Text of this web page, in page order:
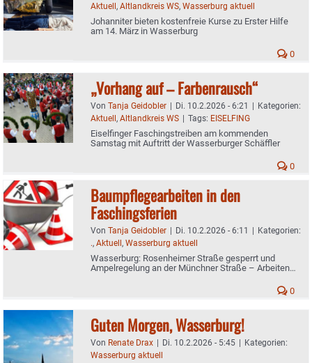
Aktuell, Altlandkreis WS, Wasserburg aktuell
Johanniter bieten kostenfreie Kurse zu Erster Hilfe
am 14. März in Wasserburg
0
„Vorhang auf – Farbenrausch“
Von Tanja Geidobler | Di. 10.2.2026 - 6:21 | Kategorien:
Aktuell, Altlandkreis WS | Tags: EISELFING
Eiselfinger Faschingstreiben am kommenden
Samstag mit Auftritt der Wasserburger Schäffler
0
Baumpflegearbeiten in den
Faschingsferien
Von Tanja Geidobler | Di. 10.2.2026 - 6:11 | Kategorien:
., Aktuell, Wasserburg aktuell
Wasserburg: Rosenheimer Straße gesperrt und
Ampelregelung an der Münchner Straße – Arbeiten
0
Guten Morgen, Wasserburg!
Von Renate Drax | Di. 10.2.2026 - 5:45 | Kategorien:
Wasserburg aktuell